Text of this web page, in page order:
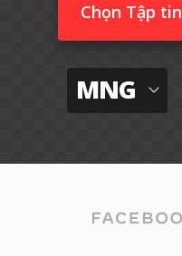
Chọn Tập tin
MNG